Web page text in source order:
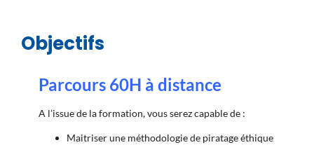
Objectifs
Parcours 60H à distance
A l’issue de la formation, vous serez capable de :
Maitriser une méthodologie de piratage éthique